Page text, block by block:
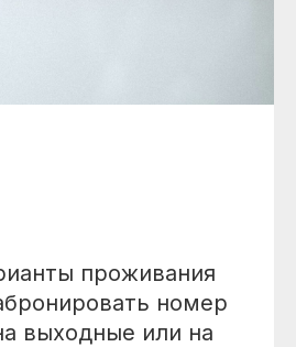
проживания
номер
выходные или на